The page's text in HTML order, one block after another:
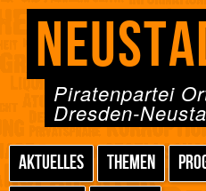
Piratenpartei
Dresden-
AKTUELLES THEMEN